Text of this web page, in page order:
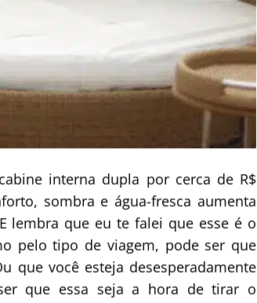
interna dupla por cerca de R$
sombra e água-fresca aumenta
lembra que eu te falei que esse é o
pelo tipo de viagem, pode ser que
que você esteja desesperadamente
que essa seja a hora de tirar o